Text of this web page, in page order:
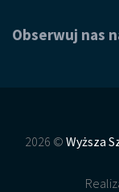
Obserwuj nas
2026 © Wyższa